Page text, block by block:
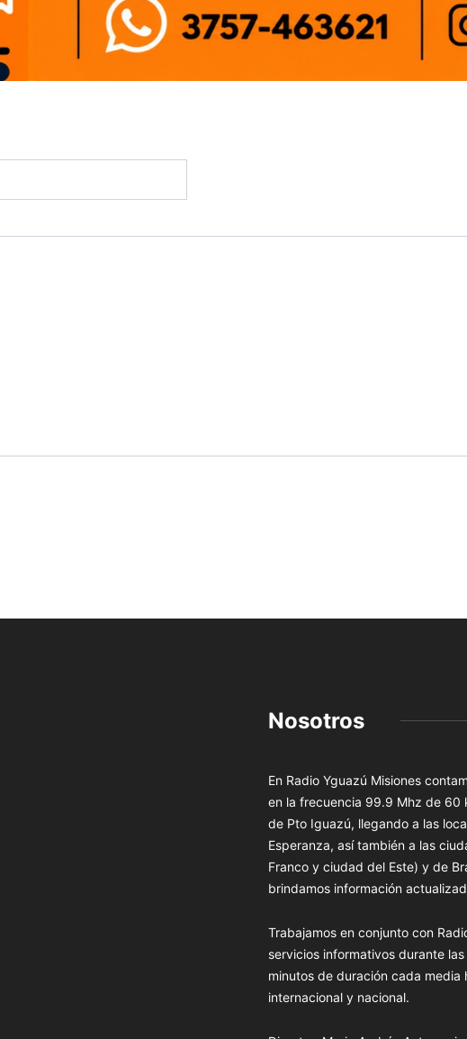
Nosotros
En Radio Yguazú Misiones
en la frecuencia 99.9 Mhz de 60
de Pto Iguazú, llegando a las
Esperanza, así también a las
Franco y ciudad del Este) y de
brindamos información
Trabajamos en conjunto con
servicios informativos durante
minutos de duración cada
internacional y nacional.